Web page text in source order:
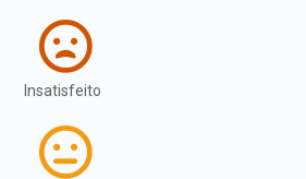
Insatisfeito